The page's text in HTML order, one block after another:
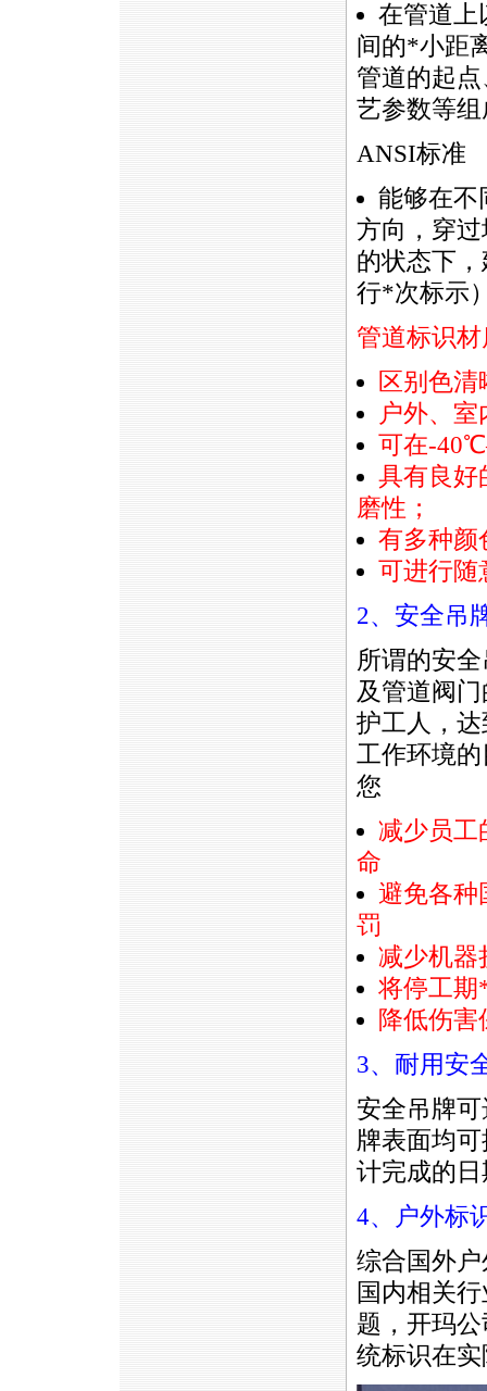
在管道上
间的*小距
管道的起
艺参数等
ANSI标准
能够在不
方向，穿
的状态下，
行*次标示
管道标识
区别色
户外、
可在-
具有良好
磨性；
有多种颜
可进行随
2、安全吊
所谓的安
及管道阀
护工人，
工作环境
您
减少员工
命
避免各种
罚
减少机器
将停工期
降低伤害
3、耐用安
安全吊牌可
牌表面均
计完成的
4、户外标
综合国外
国内相关
题，开玛
统标识在